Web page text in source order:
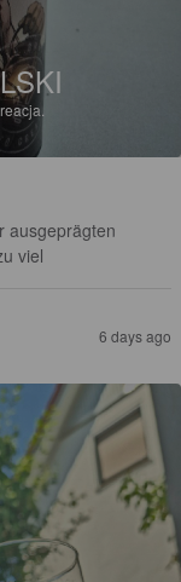
ausgeprägten
viel
6 days ago